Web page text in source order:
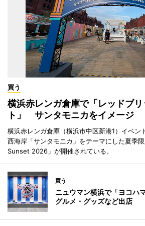
買う
横浜赤レンガ倉庫で「レッドブ
ト」 サンタモニカをイメージ
横浜赤レンガ倉庫（横浜市中区新港1）イベン
西海岸「サンタモニカ」をテーマにした夏季
Sunset 2026」が開催されている。
買う
ニュウマン横浜で「ヨコ
グルメ・グッズなど出店